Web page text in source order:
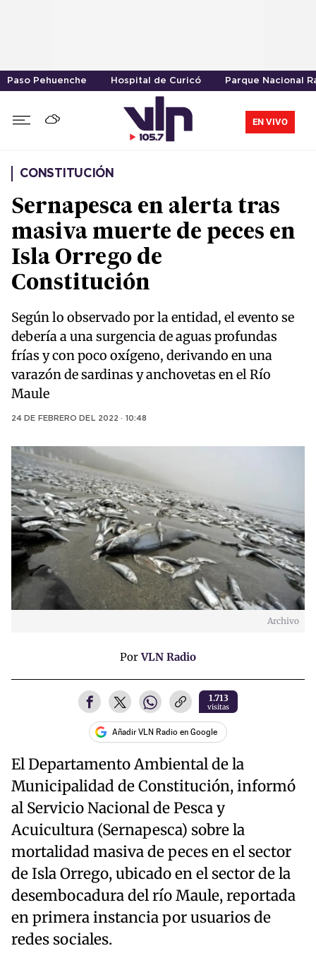
Paso Pehuenche Hospital de Curicó Parque Nacional
EN VIVO
CONSTITUCIÓN
Sernapesca en alerta tras
masiva muerte de peces en
Isla Orrego de
Constitución
Según lo observado por la entidad, el evento se
debería a una surgencia de aguas profundas
frías y con poco oxígeno, derivando en una
varazón de sardinas y anchovetas en el Río
Maule
24 DE FEBRERO DEL 2022 · 10:48
Archivo
PorVLN Radio
1.713
visitas
Añadir VLN Radio en Google
El Departamento Ambiental de la
Municipalidad de Constitución, informó
al Servicio Nacional de Pesca y
Acuicultura (Sernapesca) sobre la
mortalidad masiva de peces en el sector
de Isla Orrego, ubicado en el sector de la
desembocadura del río Maule, reportada
en primera instancia por usuarios de
redes sociales.